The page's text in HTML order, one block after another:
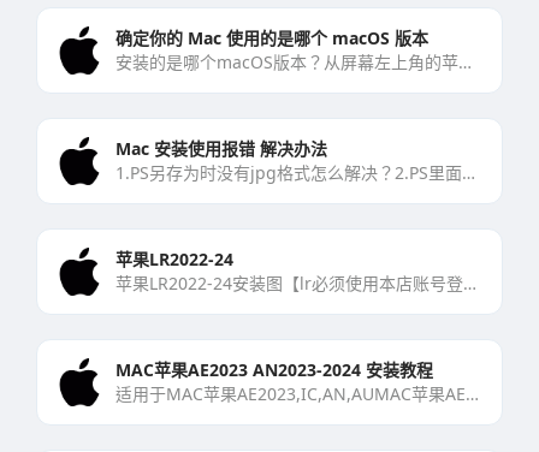
确定你的 Mac 使用的是哪个 macOS 版本
安装的是哪个macOS版本？从屏幕左上角的苹果菜单中，选取“关于本机”。打开的窗口看起来可能与这里[…]
Mac 安装使用报错 解决办法
1.PS另存为时没有jpg格式怎么解决？2.PS里面没有CameraRaw滤镜？解决方法下载滤镜补丁，然[…]
苹果LR2022-24
苹果LR2022-24安装图【lr必须使用本店账号登入不然会闪退】正规平台不会涉及任何安全问题请放心20[…]
MAC苹果AE2023 AN2023-2024 安装教程
适用于MAC苹果AE2023,IC,AN,AUMAC苹果AE2023安装好以后如果打开闪退的去跟着下[…]